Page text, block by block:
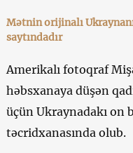
Mətnin orijinalı
saytındadır
Amerikalı fotoqraf
həbsxanaya düşən
üçün Ukraynadakı on
təcridxanasında olub.